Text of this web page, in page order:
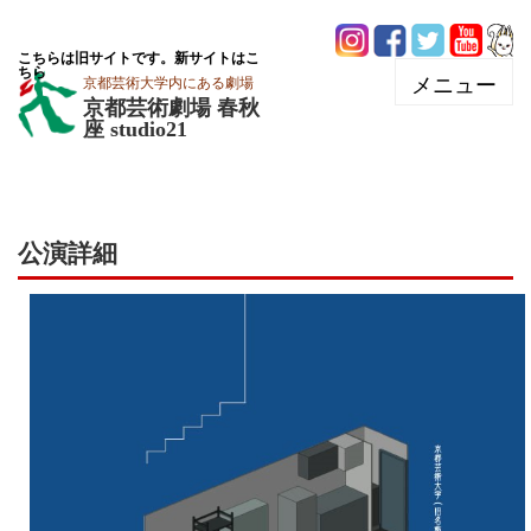
こちらは旧サイトです。新サイトはこ
ちら
京都芸術大学内にある劇場
京都芸術劇場 春秋
座 studio21
公演詳細